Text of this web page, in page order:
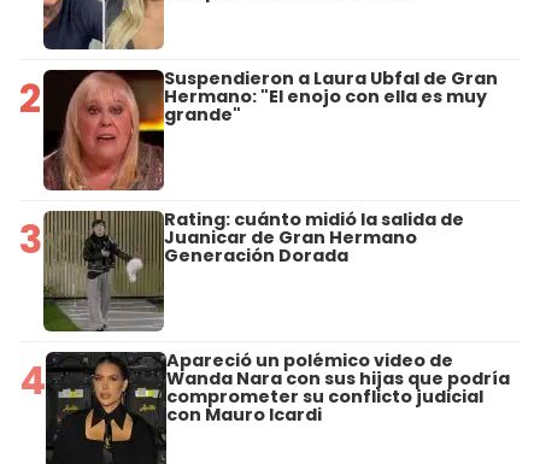
2 Suspendieron a Laura Ubfal de Gran
Hermano: "El enojo con ella es muy
grande"
3 Rating: cuánto midió la salida de
Juanicar de Gran Hermano
Generación Dorada
4 Apareció un polémico video de
Wanda Nara con sus hijas que podría
comprometer su conflicto judicial
con Mauro Icardi